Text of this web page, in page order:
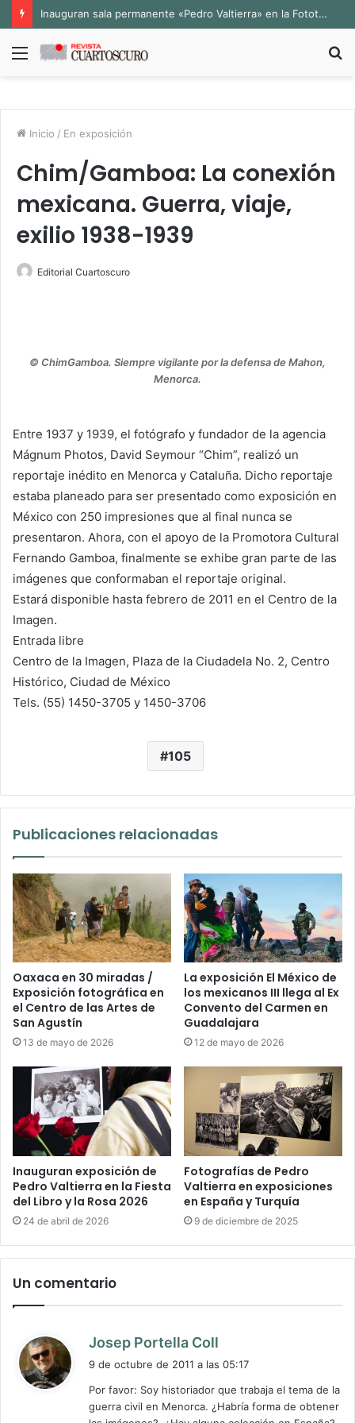
Inauguran sala permanente «Pedro Valtierra» en la Fototeca de Zacatecas
Menú
Inicio / En exposición
Chim/Gamboa: La conexión
mexicana. Guerra, viaje,
exilio 1938-1939
Editorial Cuartoscuro
© ChimGamboa. Siempre vigilante por la defensa de Mahon,
Menorca.
Entre 1937 y 1939, el fotógrafo y fundador de la agencia
Mágnum Photos, David Seymour “Chim”, realizó un
reportaje inédito en Menorca y Cataluña. Dicho reportaje
estaba planeado para ser presentado como exposición en
México con 250 impresiones que al final nunca se
presentaron. Ahora, con el apoyo de la Promotora Cultural
Fernando Gamboa, finalmente se exhibe gran parte de las
imágenes que conformaban el reportaje original.
Estará disponible hasta febrero de 2011 en el Centro de la
Imagen.
Entrada libre
Centro de la Imagen, Plaza de la Ciudadela No. 2, Centro
Histórico, Ciudad de México
Tels. (55) 1450-3705 y 1450-3706
105
Publicaciones relacionadas
Oaxaca en 30 miradas /
Exposición fotográfica en
el Centro de las Artes de
San Agustín
13 de mayo de 2026
La exposición El México de
los mexicanos III llega al Ex
Convento del Carmen en
Guadalajara
12 de mayo de 2026
Inauguran exposición de
Pedro Valtierra en la Fiesta
del Libro y la Rosa 2026
24 de abril de 2026
Fotografías de Pedro
Valtierra en exposiciones
en España y Turquía
9 de diciembre de 2025
Un comentario
Josep Portella Coll
e
:
9 de octubre de 2011 a las 05:17
Por favor: Soy historiador que trabaja el tema de la
guerra civil en Menorca. ¿Habría forma de obtener